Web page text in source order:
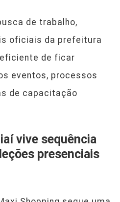
de trabalho,
oficiais da prefeitura
de ficar
eventos, processos
de capacitação
vive sequência
presenciais